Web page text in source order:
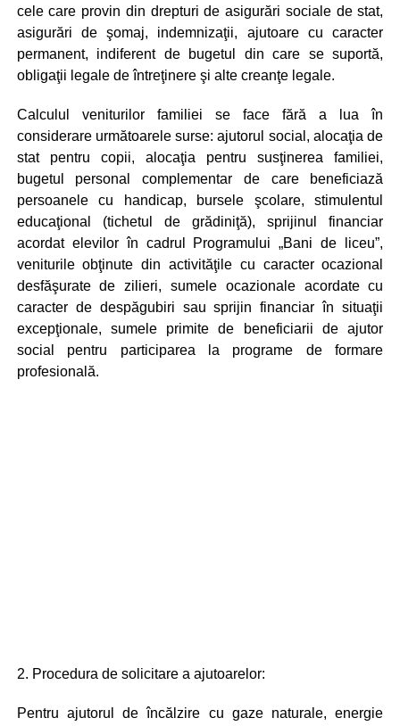
cele care provin din drepturi de asigurări sociale de stat,
asigurări de şomaj, indemnizaţii, ajutoare cu caracter
permanent, indiferent de bugetul din care se suportă,
obligaţii legale de întreţinere şi alte creanţe legale.
Calculul veniturilor familiei se face fără a lua în
considerare următoarele surse: ajutorul social, alocaţia de
stat pentru copii, alocaţia pentru susţinerea familiei,
bugetul personal complementar de care beneficiază
persoanele cu handicap, bursele şcolare, stimulentul
educaţional (tichetul de grădiniţă), sprijinul financiar
acordat elevilor în cadrul Programului „Bani de liceu”,
veniturile obţinute din activităţile cu caracter ocazional
desfăşurate de zilieri, sumele ocazionale acordate cu
caracter de despăgubiri sau sprijin financiar în situaţii
excepţionale, sumele primite de beneficiarii de ajutor
social pentru participarea la programe de formare
profesională.
2. Procedura de solicitare a ajutoarelor:
Pentru ajutorul de încălzire cu gaze naturale, energie